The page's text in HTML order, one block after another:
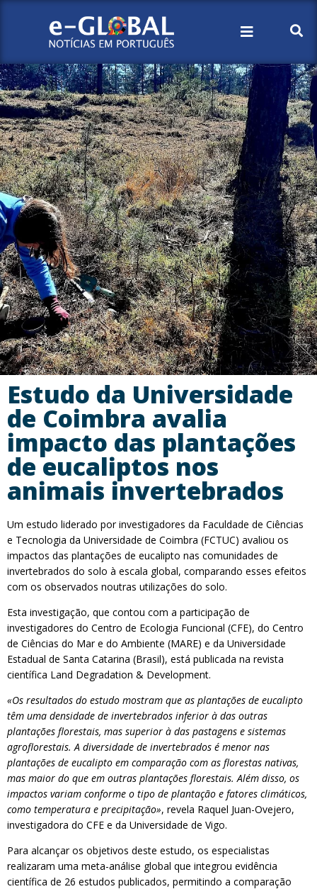
Estudo da Universidade
de Coimbra avalia
impacto das plantações
de eucaliptos nos
animais invertebrados
Um estudo liderado por investigadores da Faculdade de Ciências
e Tecnologia da Universidade de Coimbra (FCTUC) avaliou os
impactos das plantações de eucalipto nas comunidades de
invertebrados do solo à escala global, comparando esses efeitos
com os observados noutras utilizações do solo.
Esta investigação, que contou com a participação de
investigadores do Centro de Ecologia Funcional (CFE), do Centro
de Ciências do Mar e do Ambiente (MARE) e da Universidade
Estadual de Santa Catarina (Brasil), está publicada na revista
científica Land Degradation & Development.
«Os resultados do estudo mostram que as plantações de eucalipto
têm uma densidade de invertebrados inferior à das outras
plantações florestais, mas superior à das pastagens e sistemas
agroflorestais. A diversidade de invertebrados é menor nas
plantações de eucalipto em comparação com as florestas nativas,
mas maior do que em outras plantações florestais. Além disso, os
impactos variam conforme o tipo de plantação e fatores climáticos,
como temperatura e precipitação», revela Raquel Juan-Ovejero,
investigadora do CFE e da Universidade de Vigo.
Para alcançar os objetivos deste estudo, os especialistas
realizaram uma meta-análise global que integrou evidência
científica de 26 estudos publicados, permitindo a comparação